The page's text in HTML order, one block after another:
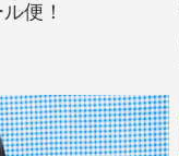
便！